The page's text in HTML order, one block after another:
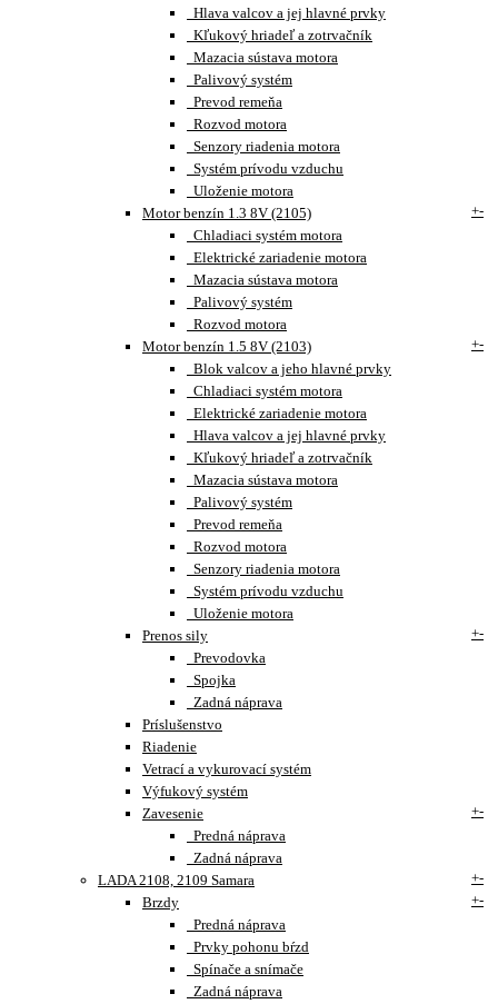
Hlava valcov a jej hlavné prvky
Kľukový hriadeľ a zotrvačník
Mazacia sústava motora
Palivový systém
Prevod remeňa
Rozvod motora
Senzory riadenia motora
Systém prívodu vzduchu
Uloženie motora
Motor benzín 1.3 8V (2105)
+-
Chladiaci systém motora
Elektrické zariadenie motora
Mazacia sústava motora
Palivový systém
Rozvod motora
Motor benzín 1.5 8V (2103)
+-
Blok valcov a jeho hlavné prvky
Chladiaci systém motora
Elektrické zariadenie motora
Hlava valcov a jej hlavné prvky
Kľukový hriadeľ a zotrvačník
Mazacia sústava motora
Palivový systém
Prevod remeňa
Rozvod motora
Senzory riadenia motora
Systém prívodu vzduchu
Uloženie motora
Prenos sily
+-
Prevodovka
Spojka
Zadná náprava
Príslušenstvo
Riadenie
Vetrací a vykurovací systém
Výfukový systém
Zavesenie
+-
Predná náprava
Zadná náprava
LADA 2108, 2109 Samara
+-
Brzdy
+-
Predná náprava
Prvky pohonu bŕzd
Spínače a snímače
Zadná náprava